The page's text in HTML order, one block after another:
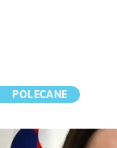
POLECANE